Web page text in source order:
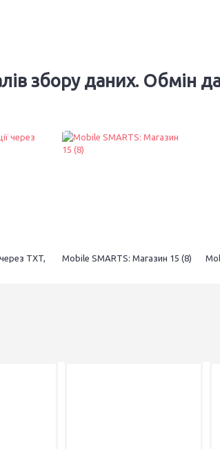
збору даних. Обмін
TXT,
Mobile SMARTS: Магазин 15 (8)